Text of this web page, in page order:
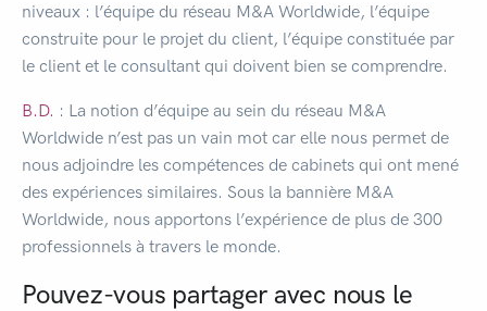
niveaux : l’équipe du réseau M&A Worldwide, l’équipe
construite pour le projet du client, l’équipe constituée par
le client et le consultant qui doivent bien se comprendre.
B.D. : La notion d’équipe au sein du réseau M&A
Worldwide n’est pas un vain mot car elle nous permet de
nous adjoindre les compétences de cabinets qui ont mené
des expériences similaires. Sous la bannière M&A
Worldwide, nous apportons l’expérience de plus de 300
professionnels à travers le monde.
Pouvez-vous partager avec nous le